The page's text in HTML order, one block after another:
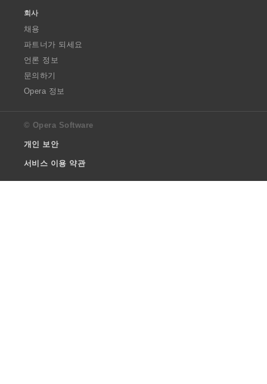
회사
채용
파트너가 되세요
언론 정보
문의하기
Opera 정보
© Opera Software
개인 보안
서비스 이용 약관